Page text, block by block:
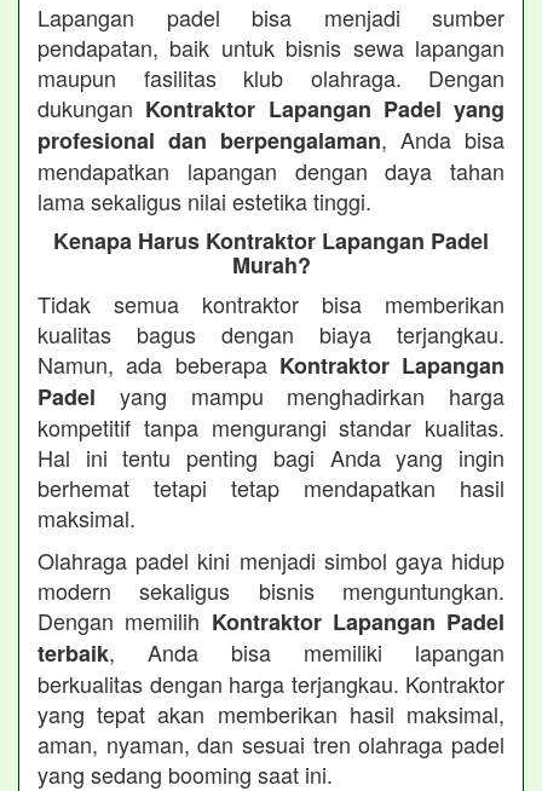
Lapangan padel bisa menjadi sumber
pendapatan, baik untuk bisnis sewa lapangan
maupun fasilitas klub olahraga. Dengan
dukungan Kontraktor Lapangan Padel yang
profesional dan berpengalaman, Anda bisa
mendapatkan lapangan dengan daya tahan
lama sekaligus nilai estetika tinggi.
Kenapa Harus Kontraktor Lapangan Padel
Murah?
Tidak semua kontraktor bisa memberikan
kualitas bagus dengan biaya terjangkau.
Namun, ada beberapa Kontraktor Lapangan
Padel yang mampu menghadirkan harga
kompetitif tanpa mengurangi standar kualitas.
Hal ini tentu penting bagi Anda yang ingin
berhemat tetapi tetap mendapatkan hasil
maksimal.
Olahraga padel kini menjadi simbol gaya hidup
modern sekaligus bisnis menguntungkan.
Dengan memilih Kontraktor Lapangan Padel
terbaik, Anda bisa memiliki lapangan
berkualitas dengan harga terjangkau. Kontraktor
yang tepat akan memberikan hasil maksimal,
aman, nyaman, dan sesuai tren olahraga padel
yang sedang booming saat ini.